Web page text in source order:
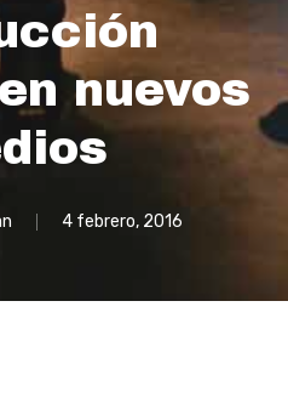
nuevos
4 febrero, 2016